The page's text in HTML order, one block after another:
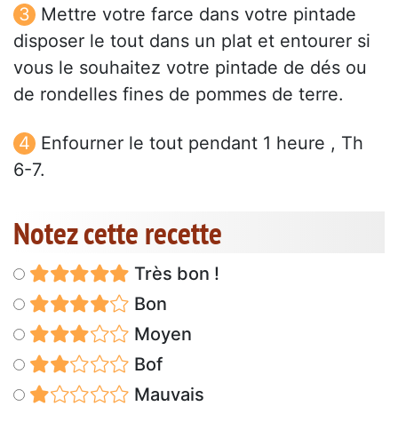
Mettre votre farce dans votre pintade
disposer le tout dans un plat et entourer si
vous le souhaitez votre pintade de dés ou
de rondelles fines de pommes de terre.
Enfourner le tout pendant 1 heure , Th
6-7.
Notez cette recette
Très bon !
Bon
Moyen
Bof
Mauvais